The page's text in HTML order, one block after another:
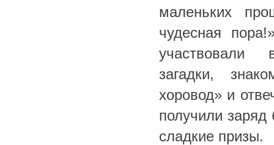
маленьких
чудесная
участвовали
загадки,
хоровод» и
получили заряд
сладкие призы.